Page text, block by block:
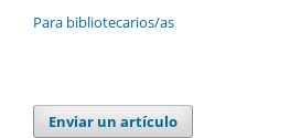
Para bibliotecarios/as
Enviar un artículo